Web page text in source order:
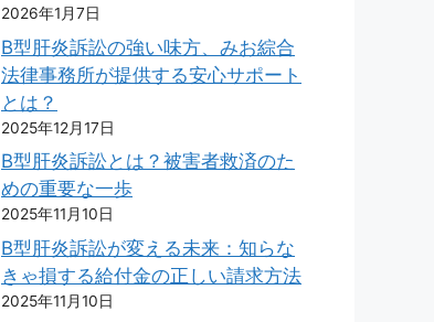
2026年1月7日
B型肝炎訴訟の強い味方、みお綜合
法律事務所が提供する安心サポート
とは？
2025年12月17日
B型肝炎訴訟とは？被害者救済のた
めの重要な一歩
2025年11月10日
B型肝炎訴訟が変える未来：知らな
きゃ損する給付金の正しい請求方法
2025年11月10日